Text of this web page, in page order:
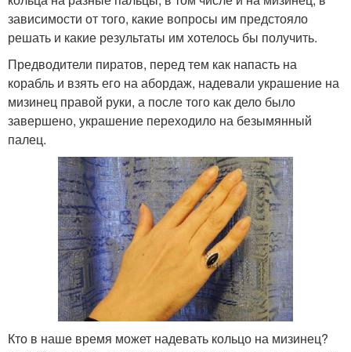
зависимости от того, какие вопросы им предстояло
решать и какие результаты им хотелось бы получить.
Предводители пиратов, перед тем как напасть на
корабль и взять его на абордаж, надевали украшение на
мизинец правой руки, а после того как дело было
завершено, украшение переходило на безымянный
палец.
Кто в наше время может надевать кольцо на мизинец?